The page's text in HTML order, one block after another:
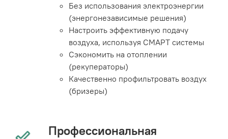
Без использования электроэнергии
(энергонезависимые решения)
Настроить эффективную подачу
воздуха, используя СМАРТ системы
Сэкономить на отоплении
(рекуператоры)
Качественно профильтровать воздух
(бризеры)
Профессиональная